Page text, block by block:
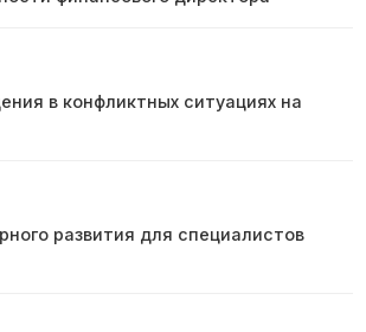
в конфликтных ситуациях на
развития для специалистов